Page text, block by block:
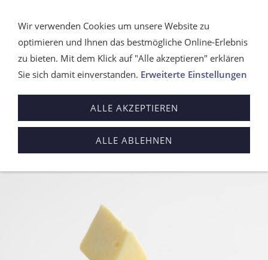
Sie sind hier:Startseite»Produkte»Kuhkäse
Wir verwenden Cookies um unsere Website zu
optimieren und Ihnen das bestmögliche Online-Erlebnis
zu bieten. Mit dem Klick auf "Alle akzeptieren" erklären
Sie sich damit einverstanden. Erweiterte Einstellungen
ALLE AKZEPTIEREN
ALLE ABLEHNEN